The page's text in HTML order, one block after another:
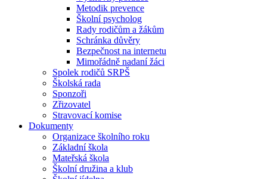
Metodik prevence
Školní psycholog
Rady rodičům a žákům
Schránka důvěry
Bezpečnost na internetu
Mimořádně nadaní žáci
Spolek rodičů SRPŠ
Školská rada
Sponzoři
Zřizovatel
Stravovací komise
Dokumenty
Organizace školního roku
Základní škola
Mateřská škola
Školní družina a klub